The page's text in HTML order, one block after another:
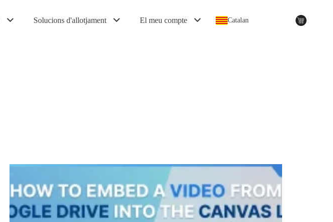
Solucions d'allotjament El meu compte Catalan